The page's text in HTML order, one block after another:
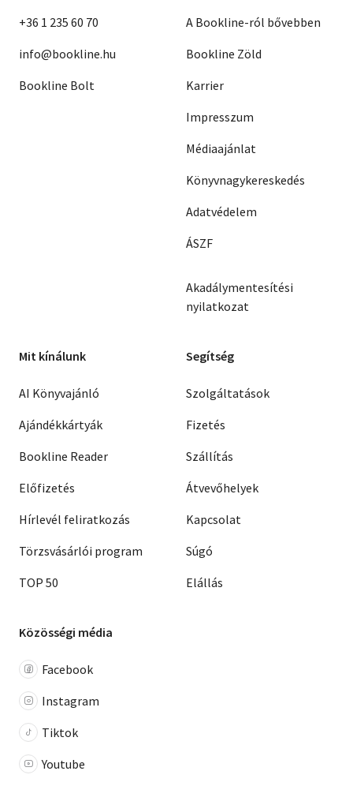
+36 1 235 60 70
info@bookline.hu
Bookline Bolt
A Bookline-ról bővebben
Bookline Zöld
Karrier
Impresszum
Médiaajánlat
Könyvnagykereskedés
Adatvédelem
ÁSZF
Akadálymentesítési
nyilatkozat
Mit kínálunk
AI Könyvajánló
Ajándékkártyák
Bookline Reader
Előfizetés
Hírlevél feliratkozás
Törzsvásárlói program
TOP 50
Segítség
Szolgáltatások
Fizetés
Szállítás
Átvevőhelyek
Kapcsolat
Súgó
Elállás
Közösségi média
Facebook
Instagram
Tiktok
Youtube